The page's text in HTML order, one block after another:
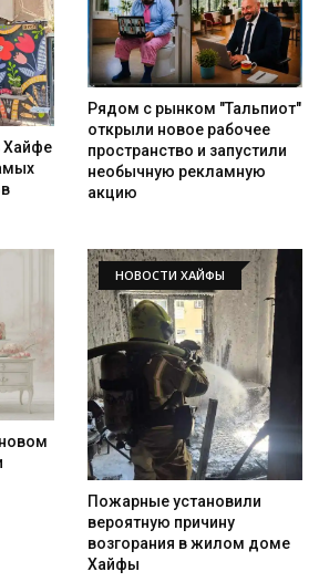
Хайфе
Рядом с рынком "Тальпиот"
открыли новое рабочее
пространство и запустили
необычную рекламную
акцию
НОВОСТИ ХАЙФЫ
Пожарные установили
вероятную причину
возгорания в жилом доме
Хайфы